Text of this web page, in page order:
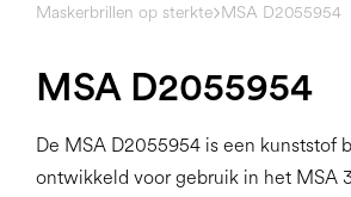
Maskerbrillen op sterkte MSA D2055954
MSA D2055954
De MSA D2055954 is een kunststof
ontwikkeld voor gebruik in het MSA